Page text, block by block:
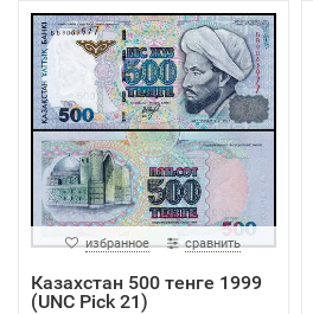
избранное сравнить
Казахстан 500 тенге 1999
(UNC Pick 21)